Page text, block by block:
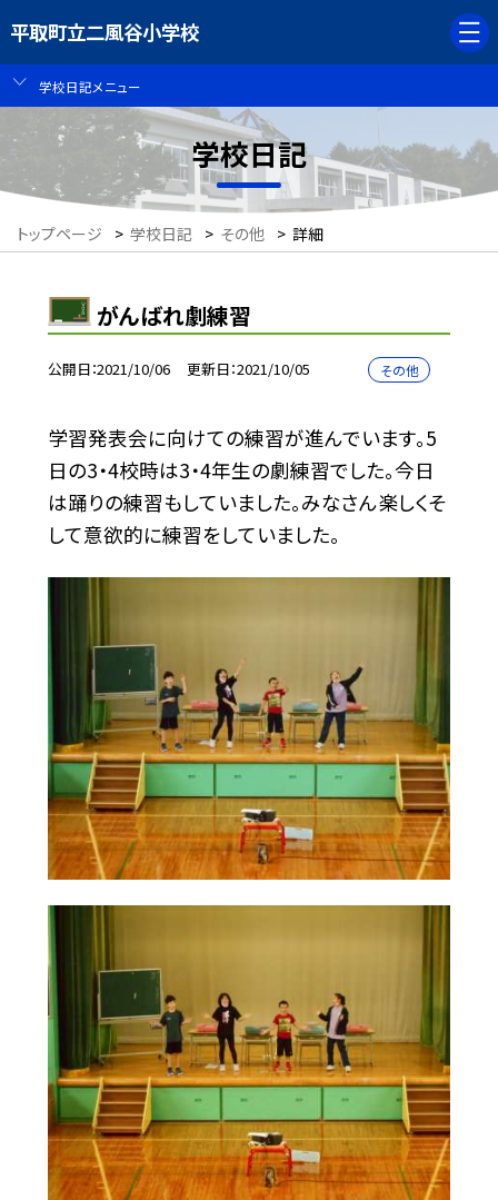
平取町立二風谷小学校
学校日記メニュー
学校日記
トップページ > 学校日記 > その他 > 詳細
がんばれ劇練習
公開日 2021/10/06 更新日 2021/10/05 その他
学習発表会に向けての練習が進んでいます。5
日の3・4校時は3・4年生の劇練習でした。今日
は踊りの練習もしていました。みなさん楽しくそ
して意欲的に練習をしていました。